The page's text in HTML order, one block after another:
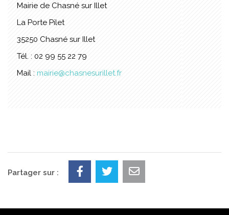
Mairie de Chasné sur Illet
La Porte Pilet
35250 Chasné sur Illet
Tél. : 02 99 55 22 79
Mail : mairie@chasnesurillet.fr
Partager sur :